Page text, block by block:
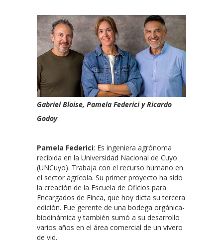
Gabriel Bloise, Pamela Federici y Ricardo
Godoy.
Pamela Federici: Es ingeniera agrónoma
recibida en la Universidad Nacional de Cuyo
(UNCuyo). Trabaja con el recurso humano en
el sector agrícola. Su primer proyecto ha sido
la creación de la Escuela de Oficios para
Encargados de Finca, que hoy dicta su tercera
edición. Fue gerente de una bodega orgánica-
biodinámica y también sumó a su desarrollo
varios años en el área comercial de un vivero
de vid.